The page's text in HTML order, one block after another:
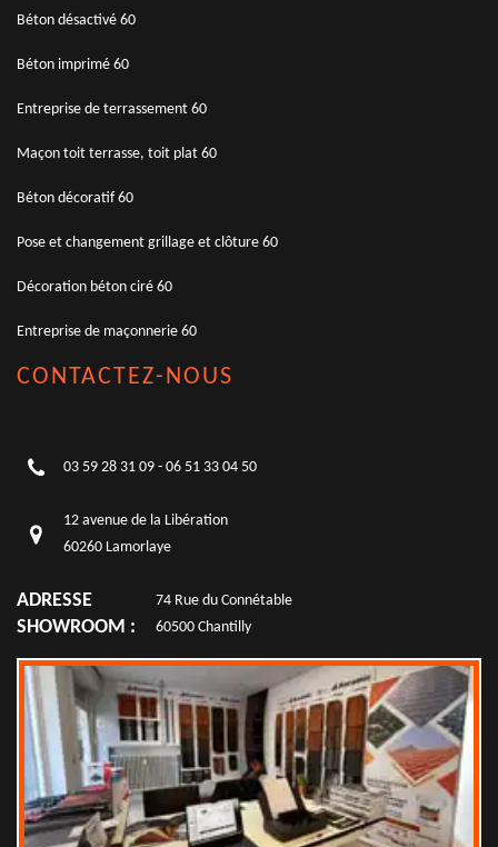
Béton désactivé 60
Béton imprimé 60
Entreprise de terrassement 60
Maçon toit terrasse, toit plat 60
Béton décoratif 60
Pose et changement grillage et clôture 60
Décoration béton ciré 60
Entreprise de maçonnerie 60
CONTACTEZ-NOUS
03 59 28 31 09 - 06 51 33 04 50
12 avenue de la Libération
60260 Lamorlaye
ADRESSE
SHOWROOM :
74 Rue du Connétable
60500 Chantilly